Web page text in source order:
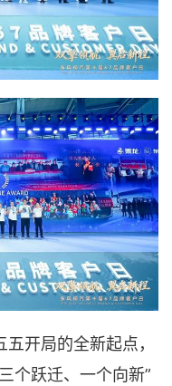
开局的全新起点，
个跃迁、一个向新”